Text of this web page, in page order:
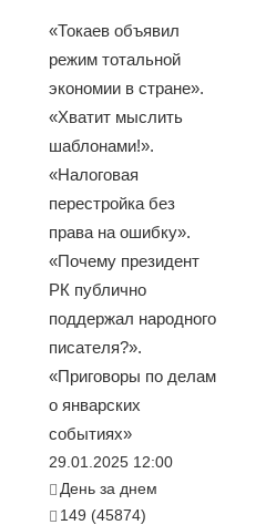
«Токаев объявил
режим тотальной
экономии в стране».
«Хватит мыслить
шаблонами!».
«Налоговая
перестройка без
права на ошибку».
«Почему президент
РК публично
поддержал народного
писателя?».
«Приговоры по делам
о январских
событиях»
29.01.2025 12:00
День за днем
149 (45874)